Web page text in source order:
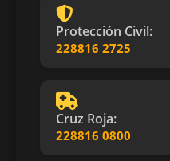
Protección Civil:
228816 2725
Cruz Roja:
228816 0800